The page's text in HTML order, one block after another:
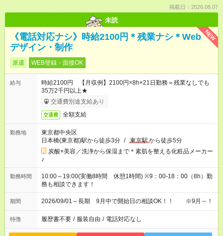
掲載日：2026.08.07
未読
NEW
《電話対応ナシ》時給2100円＊残業ナシ＊Web
デザイン・制作
派遣 WEB登録・面接OK
給与
時給2100円 【月収例】2100円×8h×21日勤務＝残業なしでも
35万2千円以上★
交通費別途支給あり
交通費 全額支給
勤務地
東京都中央区
日本橋(東京都)駅から徒歩3分 / 東京駅から徒歩5分
炭酸×美容／洗浄から保湿まで＊素肌を整える化粧品メーカー
♪
勤務時間
10:00～19:00(実働8時間 休憩1時間) ※9：00-18：00（8h）勤
務も相談できます！
期間 2026/09/01～長期 9月中で開始日の相談OK！！ ※9月～！
特徴 履歴書不要 / 服装自由 / 電話対応なし